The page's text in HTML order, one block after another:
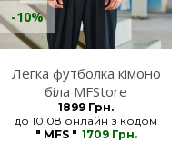
Легка футболка кімоно
біла MFStore
1899 Грн.
до 10.08 онлайн з кодом
" MFS " 1709 Грн.
-10%